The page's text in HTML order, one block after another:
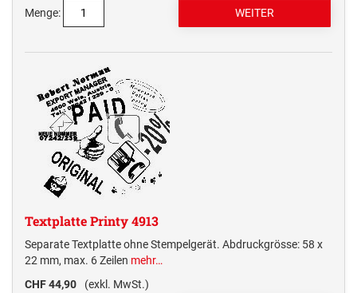
Menge:
Textplatte Printy 4913
Separate Textplatte ohne Stempelgerät. Abdruckgrösse: 58 x
22 mm, max. 6 Zeilen mehr…
CHF 44,90
(exkl. MwSt.)